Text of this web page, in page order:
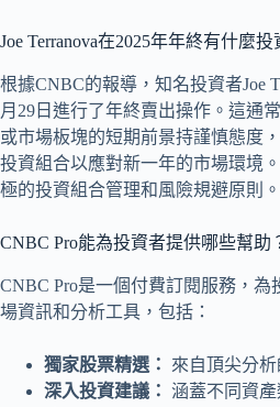
Joe Terranova在2025年年終有什麼投
根據CNBC的報導，知名投資者Joe
月29日進行了年終賣出操作。這通
或市場板塊的短期前景持謹慎態度
投資組合以應對新一年的市場環境
極的投資組合管理和風險規避原則。
CNBC Pro能為投資者提供哪些幫助
CNBC Pro是一個付費訂閱服務，為
場資訊和分析工具，包括：
獨家股票精選：
來自頂尖分
深入投資建議： 涵蓋不同資